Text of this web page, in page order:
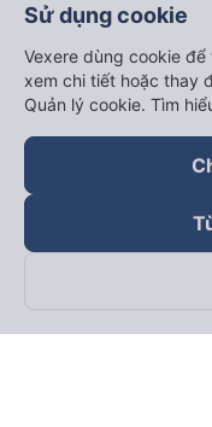
Theo dõi chúng
Sử dụng cookie
Vexere dùng cookie
xem chi tiết hoặc thay
Quản lý cookie. Tìm